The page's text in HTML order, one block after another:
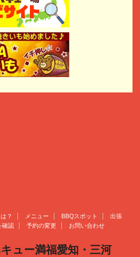
？ メニュー BBQスポット
出張
確認 予約の変更 お問い合わせ
ュー満福愛知・三河